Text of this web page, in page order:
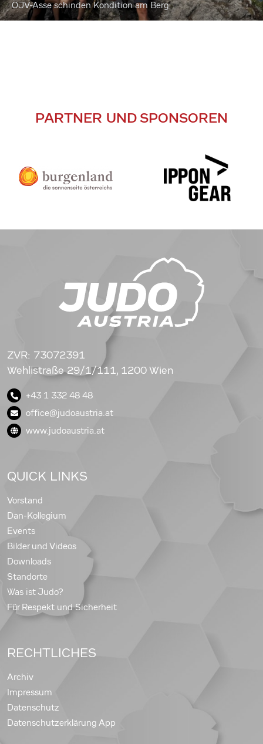
ÖJV-Asse schinden Kondition am Berg
PARTNER UND SPONSOREN
ZVR: 73072391
Wehlistraße 29/1/111, 1200 Wien
+43 1 332 48 48
office@judoaustria.at
www.judoaustria.at
QUICK LINKS
Vorstand
Dan-Kollegium
Events
Bilder und Videos
Downloads
Standorte
Was ist Judo?
Für Respekt und Sicherheit
RECHTLICHES
Archiv
Impressum
Datenschutz
Datenschutzerklärung App